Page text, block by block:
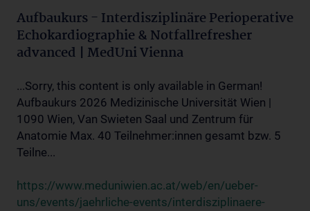
Aufbaukurs - Interdisziplinäre Perioperative
Echokardiographie & Notfallrefresher
advanced | MedUni Vienna
...Sorry, this content is only available in German!
Aufbaukurs 2026 Medizinische Universität Wien |
1090 Wien, Van Swieten Saal und Zentrum für
Anatomie Max. 40 Teilnehmer:innen gesamt bzw. 5
Teilne...
https://www.meduniwien.ac.at/web/en/ueber-
uns/events/jaehrliche-events/interdisziplinaere-